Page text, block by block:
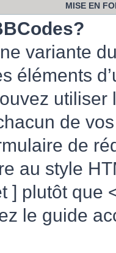
MISE EN
variante
éléments
de
de
au style
] plutôt que
le guide